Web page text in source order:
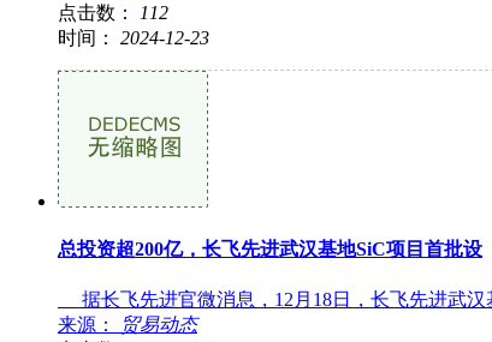
点击数：
112
时间： 2024-12-23
总投资超200亿，长飞先进武汉基地SiC项目首批设
据长飞先进官微消息，12月18日，长飞先进武汉
来源：
贸易动态